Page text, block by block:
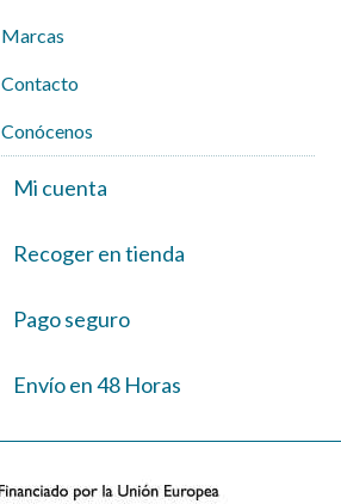
Marcas
Contacto
Conócenos
Mi cuenta
Recoger en tienda
Pago seguro
Envío en 48 Horas